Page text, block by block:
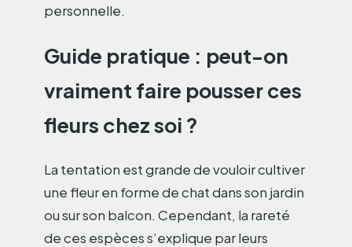
personnelle.
Guide pratique : peut-on
vraiment faire pousser ces
fleurs chez soi ?
La tentation est grande de vouloir cultiver
une fleur en forme de chat dans son jardin
ou sur son balcon. Cependant, la rareté
de ces espèces s’explique par leurs